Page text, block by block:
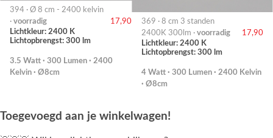
394 · Ø 8 cm - 2400 kelvin
· voorradig
17,90
Lichtkleur: 2400 K
Lichtopbrengst: 300 lm
3.5 Watt · 300 Lumen · 2400
Kelvin · Ø8cm
369 · 8 cm 3 standen
2400K 300lm · voorradig
17,90
Lichtkleur: 2400 K
Lichtopbrengst: 300 lm
4 Watt · 300 Lumen · 2400 Kelvin
· Ø8cm
Toegevoegd aan je winkelwagen!